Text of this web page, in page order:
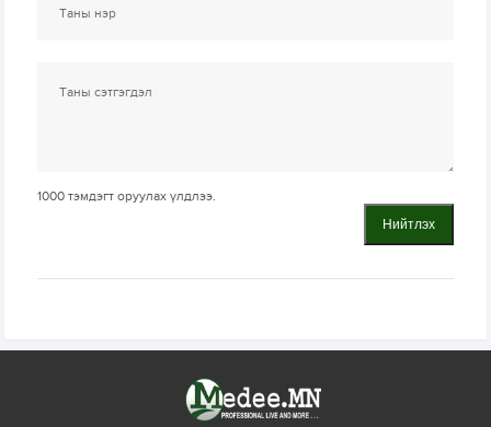
1000 тэмдэгт оруулах үлдлээ.
Нийтлэх